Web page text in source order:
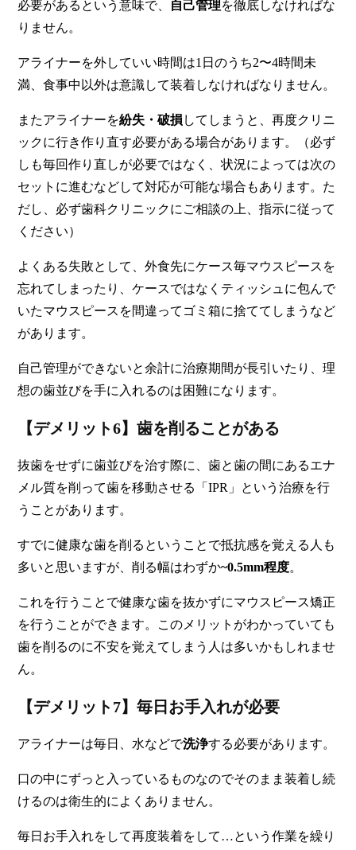
必要があるという意味で、 自己管理を徹底しなければな
りません。
アライナーを外していい時間は1日のうち2〜4時間未
満、食事中以外は意識して装着しなければなりません。
またアライナーを紛失・破損 してしまうと、再度クリニ
ックに行き作り直す必要がある場合があります。（必ず
しも毎回作り直しが必要ではなく、状況によっては次の
セットに進むなどして対応が可能な場合もあります。た
だし、必ず歯科クリニックにご相談の上、指示に従って
ください）
よくある失敗として、外食先にケース毎マウスピースを
忘れてしまったり、ケースではなくティッシュに包んで
いたマウスピースを間違ってゴミ箱に捨ててしまうなど
があります。
自己管理ができないと余計に治療期間が長引いたり、理
想の歯並びを手に入れるのは困難になります。
【デメリット6】歯を削ることがある
抜歯をせずに歯並びを治す際に、歯と歯の間にあるエナ
メル質を削って歯を移動させる「IPR」という治療を行
うことがあります。
すでに健康な歯を削るということで抵抗感を覚える人も
多いと思いますが、削る幅はわずか~0.5mm程度。
これを行うことで健康な歯を抜かずにマウスピース矯正
を行うことができます。このメリットがわかっていても
歯を削るのに不安を覚えてしまう人は多いかもしれませ
ん。
【デメリット7】毎日お手入れが必要
アライナーは毎日、水などで洗浄する必要があります。
口の中にずっと入っているものなのでそのまま装着し続
けるのは衛生的によくありません。
毎日お手入れをして再度装着をして…という作業を繰り